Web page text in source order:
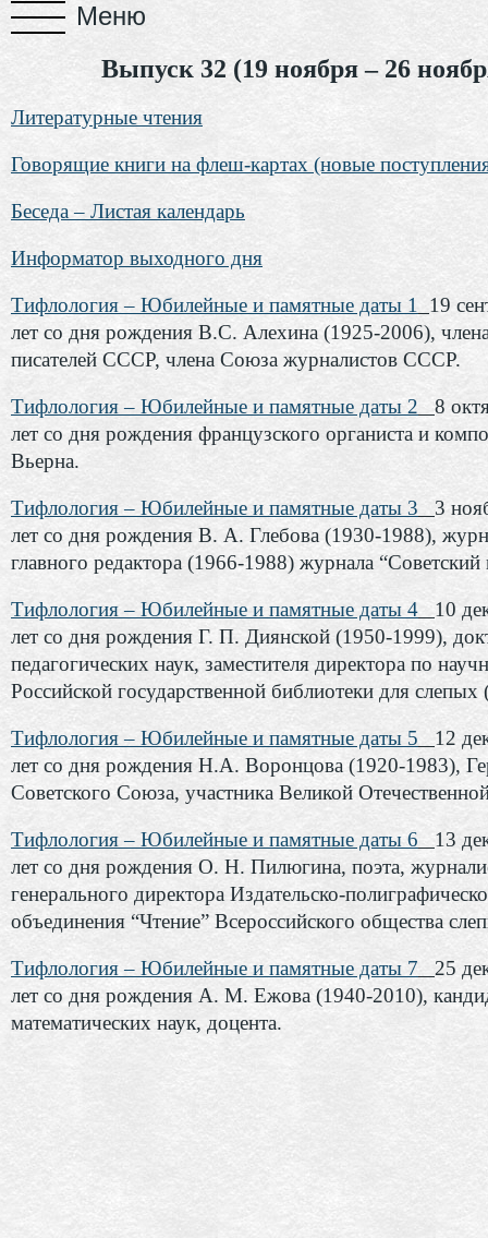
Выпуск 32 (19 ноября – 26
Литературные чтения
Говорящие книги на флеш-картах (новые
Беседа – Листая календарь
Информатор выходного дня
Тифлология – Юбилейные и памятные даты 1
19
лет со дня рождения В.С. Алехина (1925-2006),
писателей СССР, члена Союза журналистов СССР.
Тифлология – Юбилейные и памятные даты 2
8
лет со дня рождения французского органиста и
Вьерна.
Тифлология – Юбилейные и памятные даты 3
3
лет со дня рождения В. А. Глебова (1930-1988),
главного редактора (1966-1988) журнала
Тифлология – Юбилейные и памятные даты 4
10
лет со дня рождения Г. П. Диянской (1950-1999),
педагогических наук, заместителя директора по
Российской государственной библиотеки для
Тифлология – Юбилейные и памятные даты 5
12
лет со дня рождения Н.А. Воронцова (1920-1983),
Советского Союза, участника Великой
Тифлология – Юбилейные и памятные даты 6
13
лет со дня рождения О. Н. Пилюгина, поэта,
генерального директора Издательско-
объединения “Чтение” Всероссийского общества
Тифлология – Юбилейные и памятные даты 7
25
лет со дня рождения А. М. Ежова (1940-2010),
математических наук, доцента.